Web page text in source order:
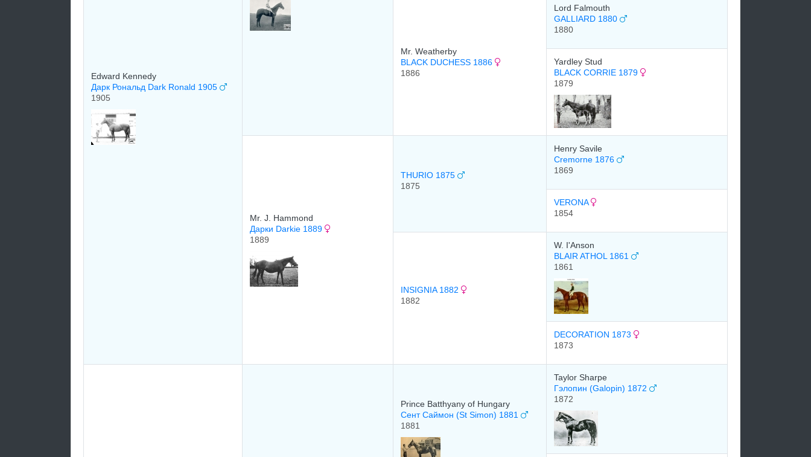
Edward Kennedy
Дарк Рональд Dark Ronald 1905
1905
Mr. Weatherby
BLACK DUCHESS 1886
1886
Lord Falmouth
GALLIARD 1880
1880
Yardley Stud
BLACK CORRIE 1879
1879
Mr. J. Hammond
Дарки Darkie 1889
1889
THURIO 1875
1875
Henry Savile
Cremorne 1876
1869
VERONA
1854
INSIGNIA 1882
1882
W. I'Anson
BLAIR ATHOL 1861
1861
DECORATION 1873
1873
Prince Batthyany of Hungary
Сент Саймон (St Simon) 1881
1881
Taylor Sharpe
Гэлопин (Galopin) 1872
1872